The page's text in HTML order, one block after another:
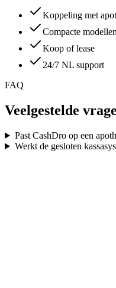
Koppeling met
Compacte
Koop of lease
24/7 NL support
FAQ
Veelgestelde
Past CashDro op een
Werkt de gesloten